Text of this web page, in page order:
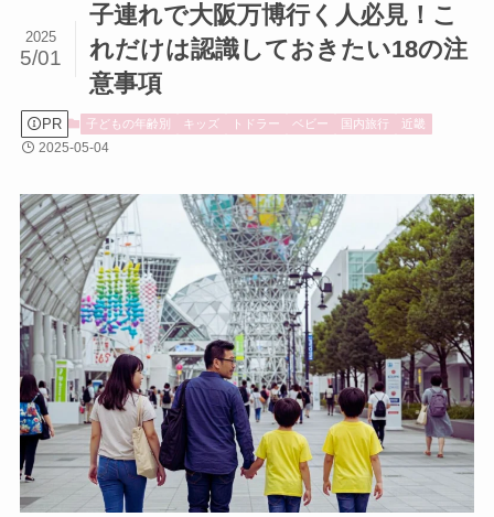
子連れで大阪万博行く人必見！こ
れだけは認識しておきたい18の注
意事項
2025
5/01
PR 子どもの年齢別 キッズ トドラー ベビー 国内旅行 近畿
2025-05-04